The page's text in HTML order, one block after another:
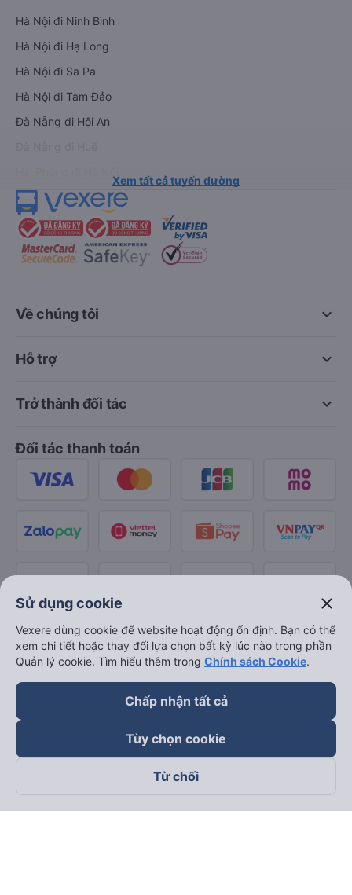
Hà Nội đi Ninh Bình
Hà Nội đi Hạ Long
Hà Nội đi Sa Pa
Hà Nội đi Tam Đảo
Đà Nẵng đi Hội An
Xem tất cả tuyến đường
keyboard_arrow_down
Về chúng tôi
keyboard_arrow_down
Hỗ trợ
keyboard_arrow_down
Trở thành đối tác
Đối tác thanh toán
Theo dõi chúng tôi trên
Sử dụng cookie close
Vexere dùng cookie để website hoạt động ổn định. Bạn có thể
xem chi tiết hoặc thay đổi lựa chọn bất kỳ lúc nào trong phần
Quản lý cookie. Tìm hiểu thêm trong Chính sách Cookie.
Chấp nhận tất cả
Tùy chọn cookie
Từ chối